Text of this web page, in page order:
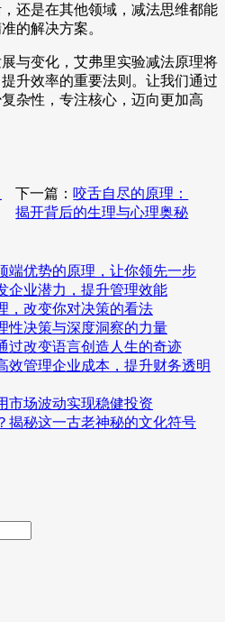
还是在其他领域，减法思维都能
的解决方案。
与变化，艾弗里实验减法原理将
升效率的重要法则。让我们通过
杂性，专注核心，迈向更加高
下一篇： 咬舌自尽的原理：
揭开背后的生理与心理奥秘
端优势的原理，让你领先一步
企业潜力，提升管理效能
，改变你对决策的看法
性决策与深度洞察的力量
改变语言创造人生的奇迹
效管理企业成本，提升财务透明
市场波动实现稳健投资
揭秘这一古老神秘的文化符号